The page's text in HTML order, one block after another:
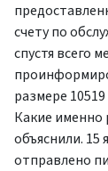
счету по
спустя всего
размере
Какие именно
объяснили. 15
отправлено